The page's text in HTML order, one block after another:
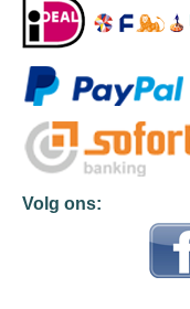
Volg ons: